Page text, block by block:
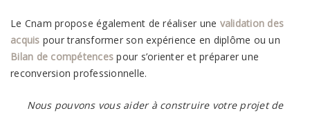
Le Cnam propose également de réaliser une validation des
acquis pour transformer son expérience en diplôme ou un
Bilan de compétences pour s’orienter et préparer une
reconversion professionnelle.
Nous pouvons vous aider à construire votre projet de